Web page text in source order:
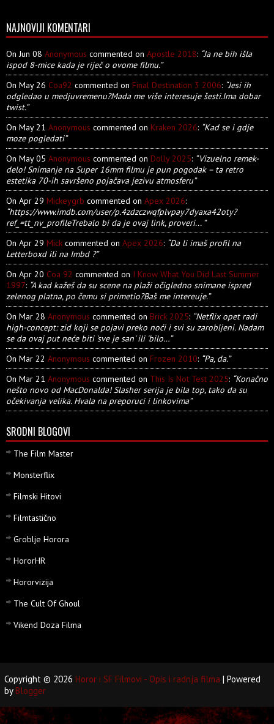
NAJNOVIJI KOMENTARI
On Jun 08 Anonymous commented on Apostle 2018: “Ja ne bih išla
ispod 8-mice kada je riječ o ovome filmu.”
On May 26 Coa92 commented on Final Destination 3 2006: “Jesi ih
odgledao u medjuvremenu?Mada me više interesuje šesti.Ima dobar
twist.”
On May 21 Anonymous commented on Kraken 2026: “Kad se i gdje
moze pogledati”
On May 05 Anonymous commented on Dolly 2025: “Vizuelno remek-
delo! Snimanje na Super 16mm filmu je pun pogodak – ta retro
estetika 70-ih savršeno pojačava jezivu atmosferu”
On Apr 29 Mickeygrb commented on Apex 2026:
“https://www.imdb.com/user/p.4zdzczwqfplvpay7dyaxa42oty?
ref_=tt_nv_profileTrebalo bi da je ovaj link, proveri... ”
On Apr 29 Mick commented on Apex 2026: “Da li imaš profil na
Letterboxd ili na Imbd ?”
On Apr 20 Coa 92 commented on I Know What You Did Last Summer
1997: “A kad kažeš da su scene na plaži očigledno snimane ispred
zelenog platna, po čemu si primetio?Baš me intereuje.”
On Mar 28 Anonymous commented on Brick 2025: “Netflix opet radi
high-concept: zid koji se pojavi preko noći i svi su zarobljeni. Nadam
se da ovaj put neće biti 'sve je san' ili 'bilo…”
On Mar 22 Anonymous commented on Frozen 2010: “Pa, da.”
On Mar 21 Anonymous commented on This Is Not Test 2025: “Konačno
nešto novo od MacDonalda! Slasher serija je bila top, tako da su
očekivanja velika. Hvala na preporuci i linkovima”
SRODNI BLOGOVI
The Film Master
Monsterflix
Filmski Hitovi
Filmtastično
Groblje Horora
HororHR
Hororvizija
The Cult Of Ghoul
Vikend Doza Filma
Copyright © 2026 Horor i SF Filmovi - Opis i radnja filma | Powered
byBlogger